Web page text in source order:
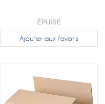
ÉPUISÉ
Ajouter aux favoris